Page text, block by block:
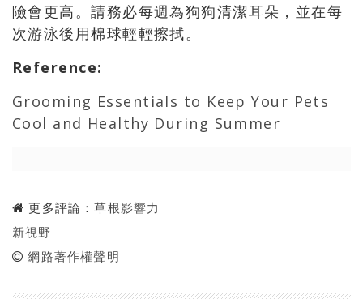
險會更高。請務必每週為狗狗清潔耳朵，並在每
次游泳後用棉球輕輕擦拭。
Reference:
Grooming Essentials to Keep Your Pets
Cool and Healthy During Summer
更多評論：草根影響力
新視野
網路著作權聲明